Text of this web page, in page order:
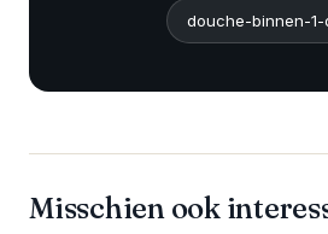
douche-binnen-1-
Misschien ook